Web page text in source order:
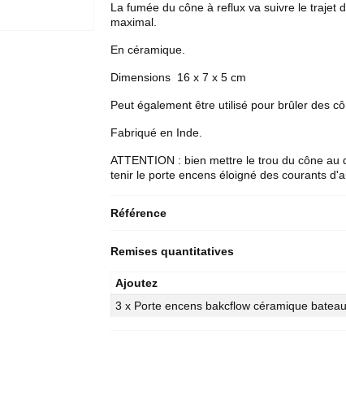
La fumée du cône à reflux va suivre le trajet
maximal.
En céramique.
Dimensions 16 x 7 x 5 cm
Peut également être utilisé pour brûler des
Fabriqué en Inde.
ATTENTION : bien mettre le trou du cône
tenir le porte encens éloigné des courants
Référence
Remises quantitatives
Ajoutez
3 x Porte encens bakcflow céramique